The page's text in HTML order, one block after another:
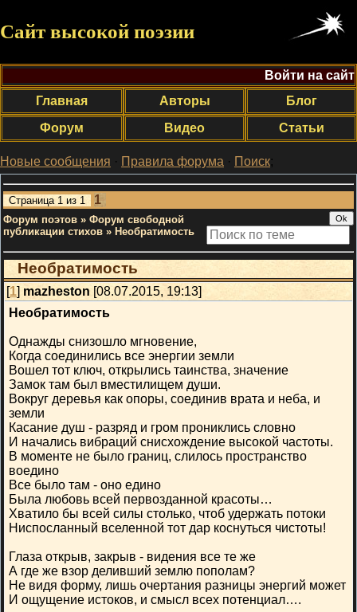
Сайт высокой поэзии
Войти на сайт
Главная
Авторы
Блог
Форум
Видео Статьи
Новые сообщения · Правила форума · Поиск;
Страница 1 из 1 1
Форум поэтов » Форум свободной
публикации стихов » Необратимость
Необратимость
[1] mazheston [08.07.2015, 19:13]
Необратимость
Однажды снизошло мгновение,
Когда соединились все энергии земли
Вошел тот ключ, открылись таинства, значение
Замок там был вместилищем души.
Вокруг деревья как опоры, соединив врата и неба, и
земли
Касание душ - разряд и гром прониклись словно
И начались вибраций снисхождение высокой частоты.
В моменте не было границ, слилось пространство
воедино
Все было там - оно едино
Была любовь всей первозданной красоты…
Хватило бы всей силы столько, чтоб удержать потоки
Ниспосланный вселенной тот дар коснуться чистоты!
Глаза открыв, закрыв - видения все те же
А где же взор деливший землю пополам?
Не видя форму, лишь очертания разницы энергий может
И ощущение истоков, и смысл всех потенциал….